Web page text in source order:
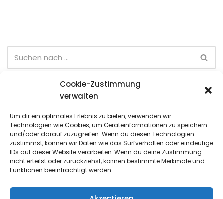
Cookie-Zustimmung
verwalten
Um dir ein optimales Erlebnis zu bieten, verwenden wir
Technologien wie Cookies, um Geräteinformationen zu speichern
und/oder darauf zuzugreifen. Wenn du diesen Technologien
zustimmst, können wir Daten wie das Surfverhalten oder eindeutige
IDs auf dieser Website verarbeiten. Wenn du deine Zustimmung
nicht erteilst oder zurückziehst, können bestimmte Merkmale und
Funktionen beeinträchtigt werden.
Neueste Beiträge
Sommer-Team-Cup (6. Spieltag)
Sommer-Team-Cup (5. Spieltag)
Sommer-Team-Cup (4. Spieltag)
Sommer-Team-Cup (3. Spieltag)